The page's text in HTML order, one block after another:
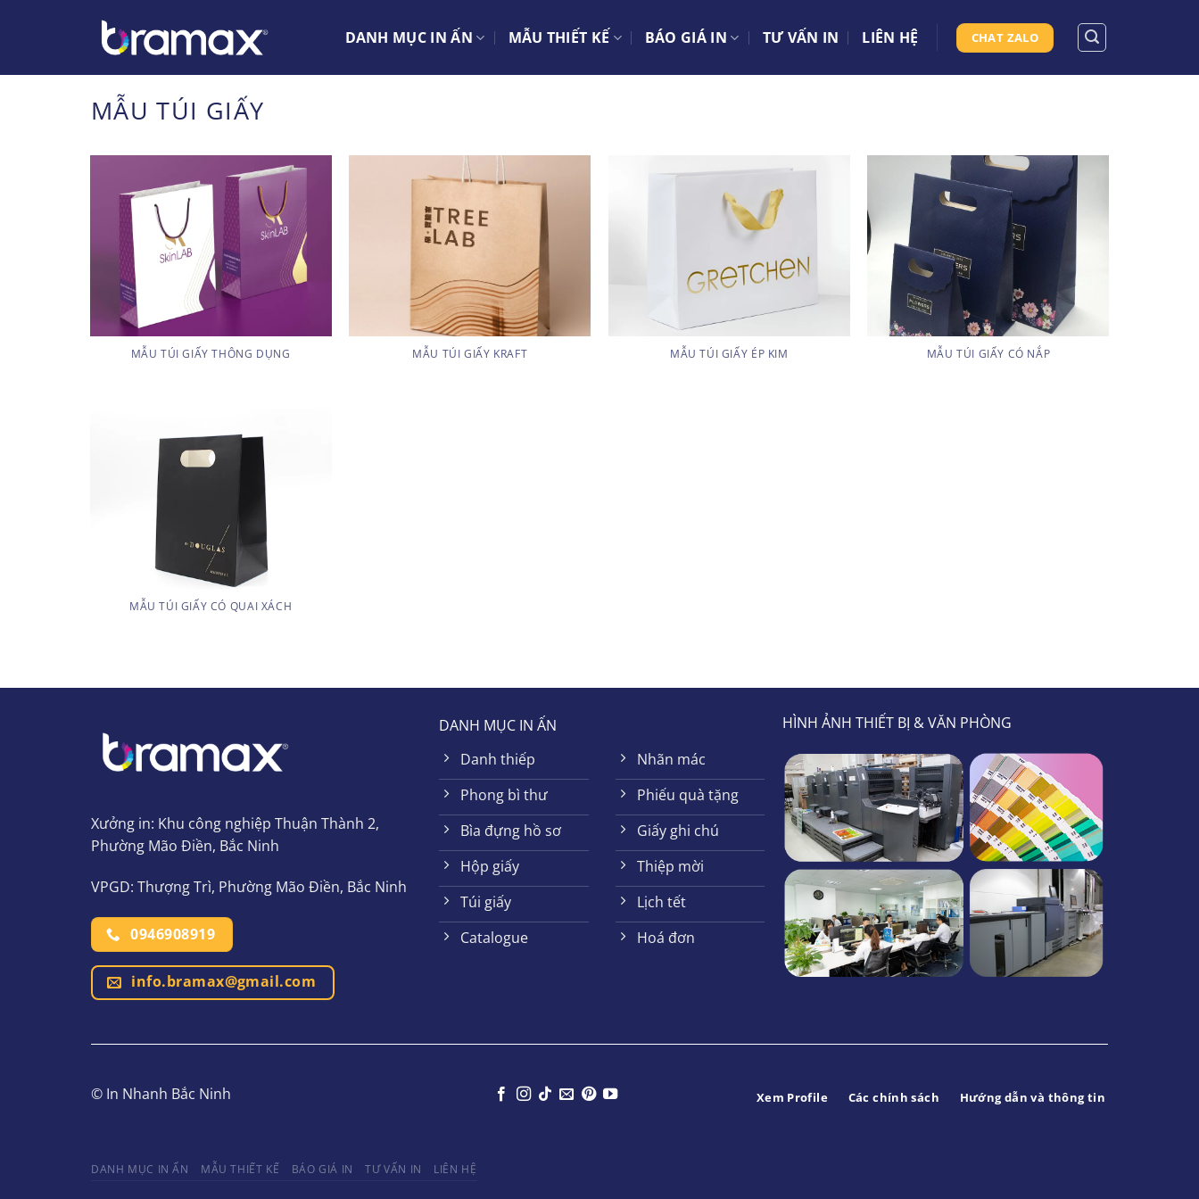
dung
DANH MỤC IN ẤN MẪU THIẾT KẾ BÁO GIÁ IN TƯ VẤN IN LIÊN HỆ CHAT ZALO
MẪU TÚI GIẤY
MẪU TÚI GIẤY THÔNG DỤNG MẪU TÚI GIẤY KRAFT MẪU TÚI GIẤY ÉP KIM MẪU TÚI GIẤY CÓ NẮP
MẪU TÚI GIẤY CÓ QUAI XÁCH
Xưởng in: Khu công nghiệp Thuận Thành 2,
Phường Mão Điền, Bắc Ninh
VPGD: Thượng Trì, Phường Mão Điền, Bắc Ninh
0946908919
info.bramax@gmail.com
DANH MỤC IN ẤN
Danh thiếp
Phong bì thư
Bìa đựng hồ sơ
Hộp giấy
Túi giấy
Catalogue
Nhãn mác
Phiếu quà tặng
Giấy ghi chú
Thiệp mời
Lịch tết
Hoá đơn
HÌNH ẢNH THIẾT BỊ & VĂN PHÒNG
© In Nhanh Bắc Ninh Xem Profile Các chính sách Hướng dẫn và thông tin
DANH MỤC IN ẤN MẪU THIẾT KẾ BÁO GIÁ IN TƯ VẤN IN LIÊN HỆ